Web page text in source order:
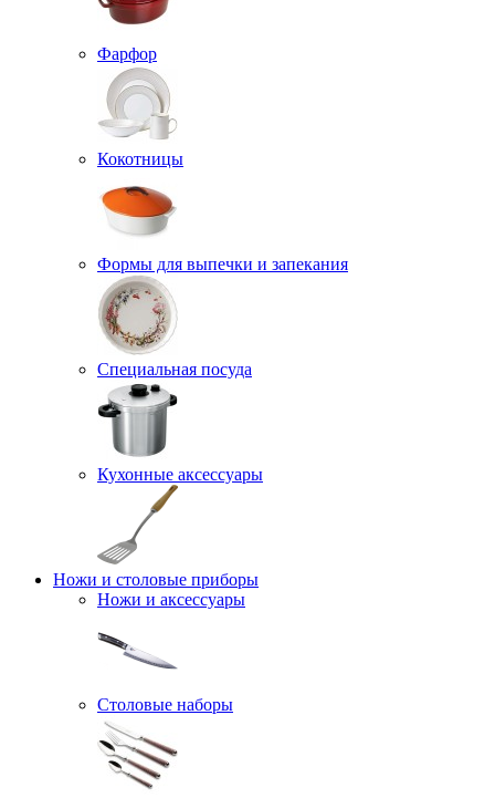
Фарфор
Кокотницы
Формы для выпечки и запекания
Специальная посуда
Кухонные аксессуары
Ножи и столовые приборы
Ножи и аксессуары
Столовые наборы